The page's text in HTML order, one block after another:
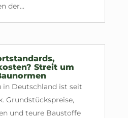
der...
Streit um
in Deutschland ist seit
Grundstückspreise,
und teure Baustoffe